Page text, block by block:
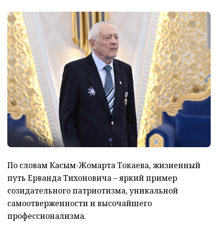
По словам Касым-Жомарта Токаева, жизненный
путь Ерванда Тихоновича – яркий пример
созидательного патриотизма, уникальной
самоотверженности и высочайшего
профессионализма.